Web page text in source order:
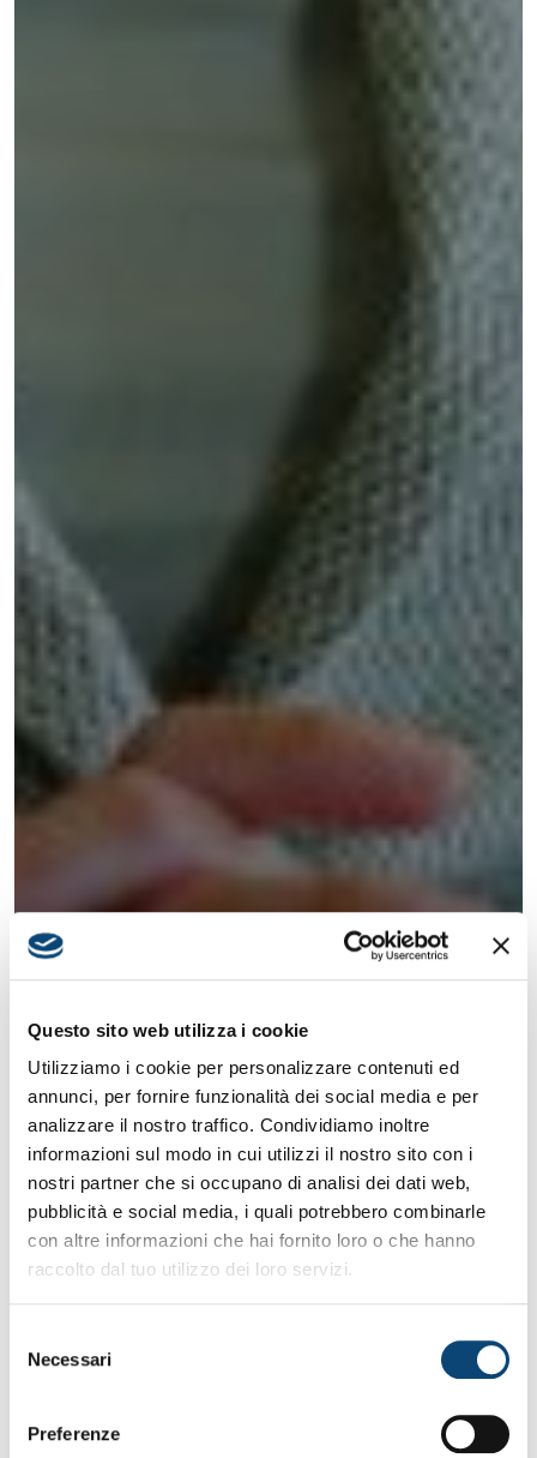
Questo sito web utilizza i cookie
Utilizziamo i cookie per personalizzare contenuti ed
annunci, per fornire funzionalità dei social media e per
analizzare il nostro traffico. Condividiamo inoltre
informazioni sul modo in cui utilizzi il nostro sito con i
nostri partner che si occupano di analisi dei dati web,
pubblicità e social media, i quali potrebbero combinarle
con altre informazioni che hai fornito loro o che hanno
raccolto dal tuo utilizzo dei loro servizi.
delNecessari
Preferenze